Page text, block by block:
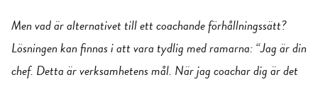
Men vad är alternativet till ett coachande förhållningssätt?
Lösningen kan finnas i att vara tydlig med ramarna: “Jag är din
chef. Detta är verksamhetens mål. När jag coachar dig är det